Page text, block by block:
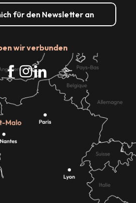
für den Newsletter an
wir verbunden